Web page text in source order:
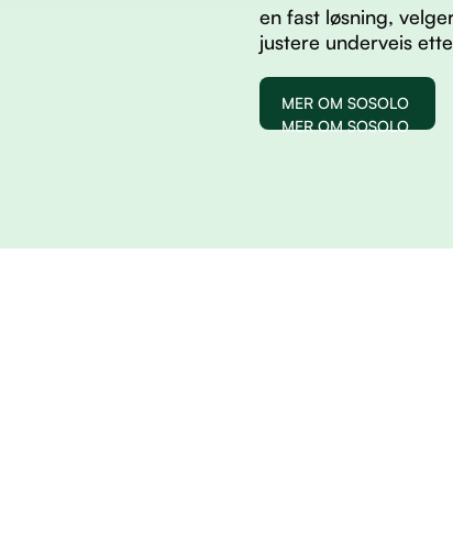
en fast løsning,
justere underveis
MER OM SOSOLO
MER OM SOSOLO